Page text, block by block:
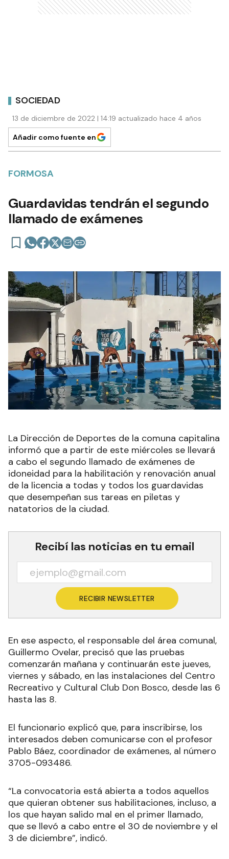
SOCIEDAD
13 de diciembre de 2022 | 14:19 actualizado hace 4 años
Añadir como fuente en
FORMOSA
Guardavidas tendrán el segundo
llamado de exámenes
La Dirección de Deportes de la comuna capitalina
informó que a partir de este miércoles se llevará
a cabo el segundo llamado de exámenes de
idoneidad para la habilitación y renovación anual
de la licencia a todas y todos los guardavidas
que desempeñan sus tareas en piletas y
natatorios de la ciudad.
Recibí las noticias en tu email
RECIBIR NEWSLETTER
En ese aspecto, el responsable del área comunal,
Guillermo Ovelar, precisó que las pruebas
comenzarán mañana y continuarán este jueves,
viernes y sábado, en las instalaciones del Centro
Recreativo y Cultural Club Don Bosco, desde las 6
hasta las 8.
El funcionario explicó que, para inscribirse, los
interesados deben comunicarse con el profesor
Pablo Báez, coordinador de exámenes, al número
3705-093486.
“La convocatoria está abierta a todos aquellos
que quieran obtener sus habilitaciones, incluso, a
los que hayan salido mal en el primer llamado,
que se llevó a cabo entre el 30 de noviembre y el
3 de diciembre”, indicó.